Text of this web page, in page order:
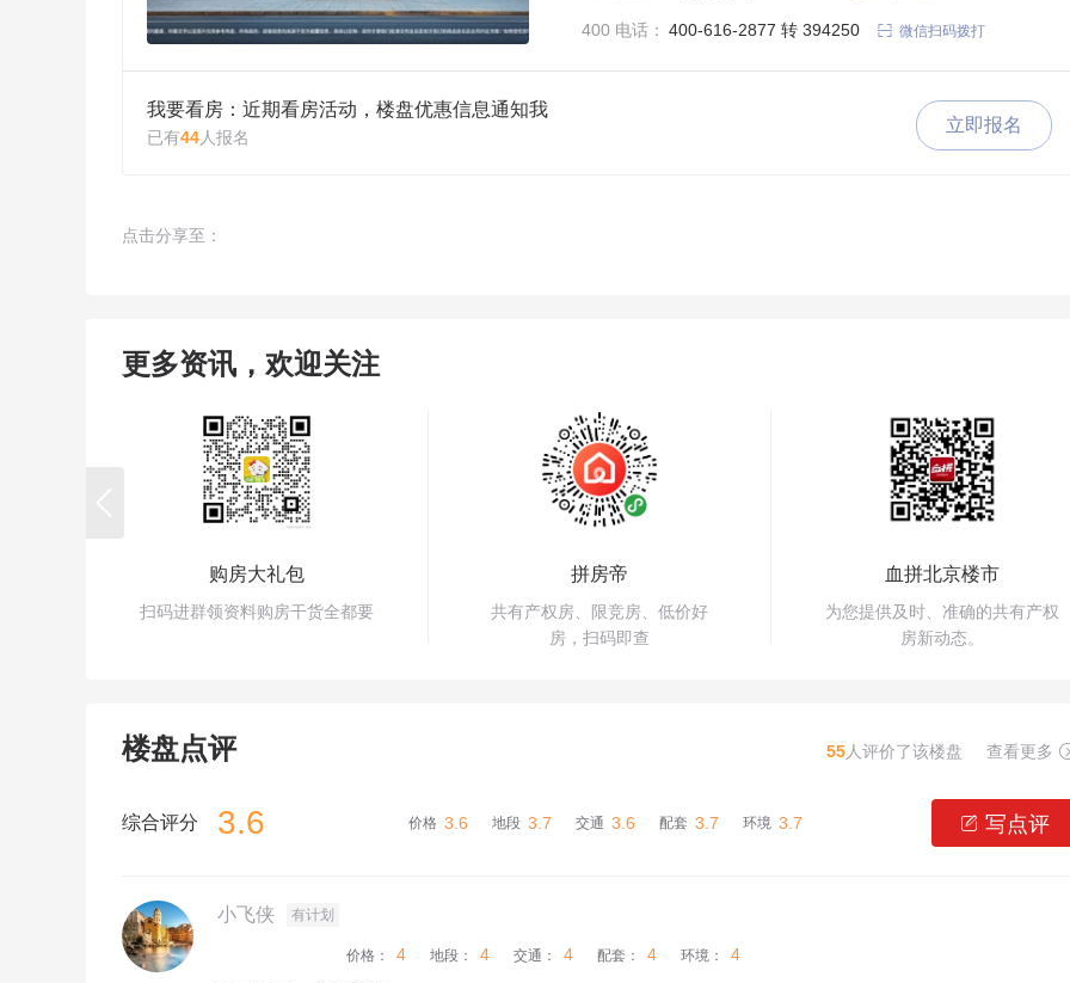
400 电话： 400-616-2877 转 394250  微信扫码拨打
我要看房：近期看房活动，楼盘优惠信息通知我
已有44人报名
立即报名
点击分享至：
更多资讯，欢迎关注
购房大礼包
扫码进群领资料购房干货全都要
拼房帝
共有产权房、限竞房、低价好
房，扫码即查
血拼北京楼市
为您提供及时、准确的共有产权
房新动态。
楼盘点评 55人评价了该楼盘 查看更多
综合评分 3.6 价格 3.6 地段 3.7 交通 3.6 配套 3.7 环境 3.7  写点评
小飞侠 有计划
价格： 4 地段： 4 交通： 4 配套： 4 环境： 4